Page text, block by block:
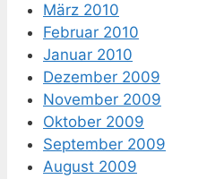
März 2010
Februar 2010
Januar 2010
Dezember 2009
November 2009
Oktober 2009
September 2009
August 2009